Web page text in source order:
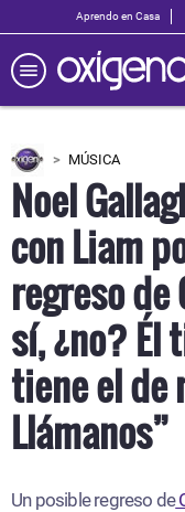
Aprendo en Casa
MÚSICA
Noel
con Liam
regreso de
sí, ¿no? Él
tiene el de
Llámanos”
Un posible regreso de